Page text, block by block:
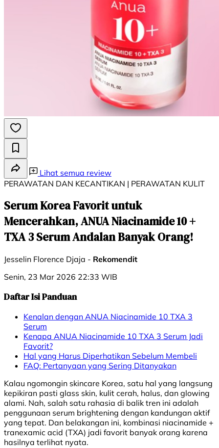
Lihat semua review
PERAWATAN DAN KECANTIKAN | PERAWATAN KULIT
Serum Korea Favorit untuk
Mencerahkan, ANUA Niacinamide 10 +
TXA 3 Serum Andalan Banyak Orang!
Jesselin Florence Djaja - Rekomendit
Senin, 23 Mar 2026 22:33 WIB
Daftar Isi Panduan
Kenalan dengan ANUA Niacinamide 10 TXA 3
Serum
Kenapa ANUA Niacinamide 10 TXA 3 Serum Jadi
Favorit?
Hal yang Harus Diperhatikan Sebelum Membeli
FAQ: Pertanyaan yang Sering Ditanyakan
Kalau ngomongin skincare Korea, satu hal yang langsung
kepikiran pasti glass skin, kulit cerah, halus, dan glowing
alami. Nah, salah satu rahasia di balik tren ini adalah
penggunaan serum brightening dengan kandungan aktif
yang tepat. Dan belakangan ini, kombinasi niacinamide +
tranexamic acid (TXA) jadi favorit banyak orang karena
hasilnya terlihat nyata.